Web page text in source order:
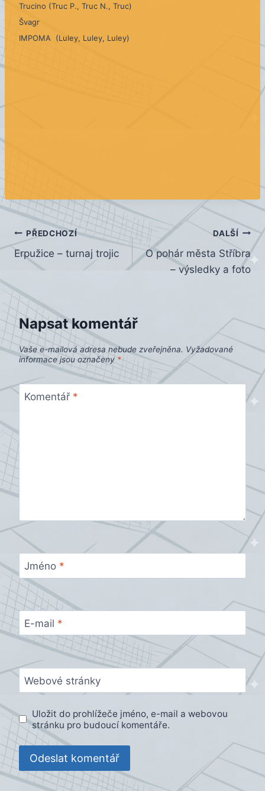
Trucino (Truc P., Truc N., Truc)
Švagr
IMPOMA (Luley, Luley, Luley)
Navigace
pro
příspěvek
PŘEDCHOZÍ
Erpužice – turnaj trojic
DALŠÍ
O pohár města Stříbra
– výsledky a foto
Napsat komentář
Vaše e-mailová adresa nebude zveřejněna. Vyžadované
informace jsou označeny *
Komentář *
Jméno *
E-mail *
Webové stránky
Uložit do prohlížeče jméno, e-mail a webovou
stránku pro budoucí komentáře.